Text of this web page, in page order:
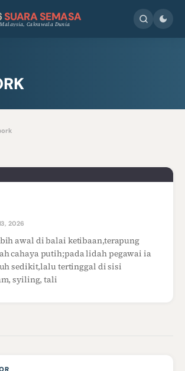
SUARA SEMASA
Cakrawala Dunia
2026
awal di balai ketibaan,terapung
cahaya putih;pada lidah pegawai ia
sedikit,lalu tertinggal di sisi
syiling, tali